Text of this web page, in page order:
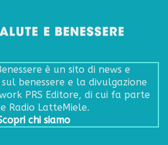
è un sito di news e
benessere e la divulgazione
PRS Editore, di cui fa parte
Radio LatteMiele.
chi siamo